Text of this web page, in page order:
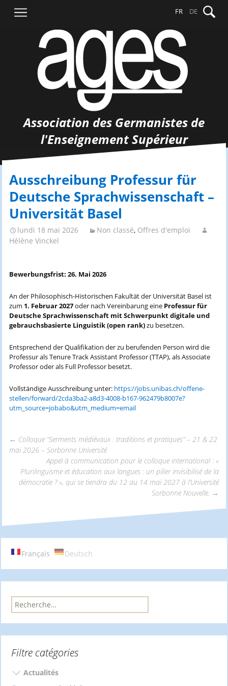
contenu
FR DE
Association des Germanistes de
l'Enseignement Supérieur
Ausschreibung Professur für
Deutsche Sprachwissenschaft –
Universität Basel
lundi 18 mai 2026 Non classé, Offres d'emploi
Hélène Vinckel
Bewerbungsfrist: 26. Mai 2026
An der Philosophisch-Historischen Fakultät der Universität Basel ist
zum 1. Februar 2027oder nach Vereinbarung eine Professur für
Deutsche Sprachwissenschaft mit Schwerpunkt digitale und
gebrauchsbasierte Linguistik (open rank)zu besetzen.
Entsprechend der Qualifikation der zu berufenden Person wird die
Professur als Tenure Track Assistant Professor (TTAP), als Associate
Professor oder als Full Professor besetzt.
Vollständige Ausschreibung unter: https://jobs.unibas.ch/offene-
stellen/forward/2cda3ba2-a8d3-4008-b167-962479b8007e?
utm_source=jobabo&utm_medium=email
Navigation
articles
← Colloque “Serments médiévaux : traditions et pratiques” – 21 & 22
mai 2026 – Sorbonne Université
Appel à communication pour le colloque international : «
Plurilinguisme et éducation aux langues : un pilier invisibilisé de la
démocratie ? », qui se tiendra du 12 au 14 mai 2027 à l’Université
Sorbonne Nouvelle. →
Français Deutsch
R
e
r
h
Filtre catégories
Actualités